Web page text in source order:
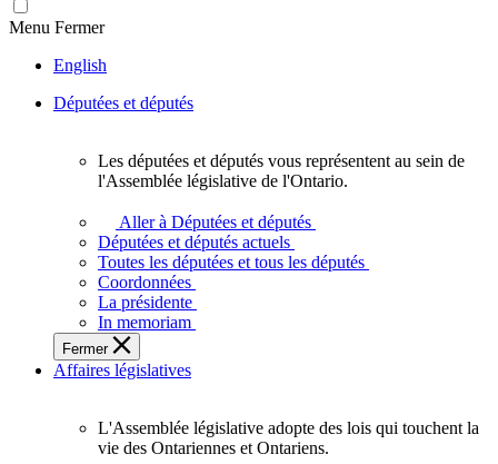
site
Menu Fermer
English
Députées et députés
députés
vous
représentent
sein
de
l'Assemblée
législative
l'Ontario.
Les députées et députés vous représentent au sein de
l'Assemblée législative de l'Ontario.
Aller à Députées et députés
Députées et députés actuels
Toutes les députées et tous les députés
Coordonnées
La présidente
In memoriam
Fermer
Affaires législatives
L'Assemblée
L'Assemblée législative adopte des lois qui touchent la
vie des Ontariennes et Ontariens.